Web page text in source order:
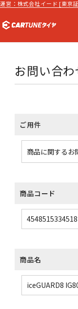
運営：株式会社イード [東京
お問い合
ご用件
商品コード
商品名